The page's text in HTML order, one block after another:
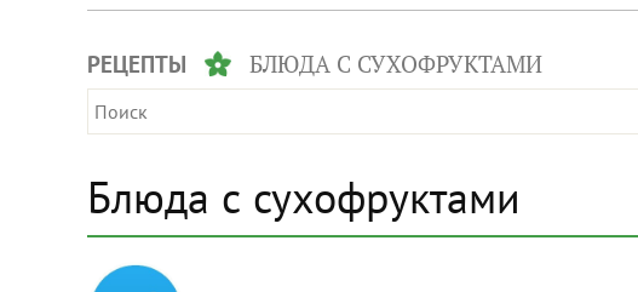
РЕЦЕПТЫ БЛЮДА С СУХОФРУКТАМИ
Блюда с сухофруктами